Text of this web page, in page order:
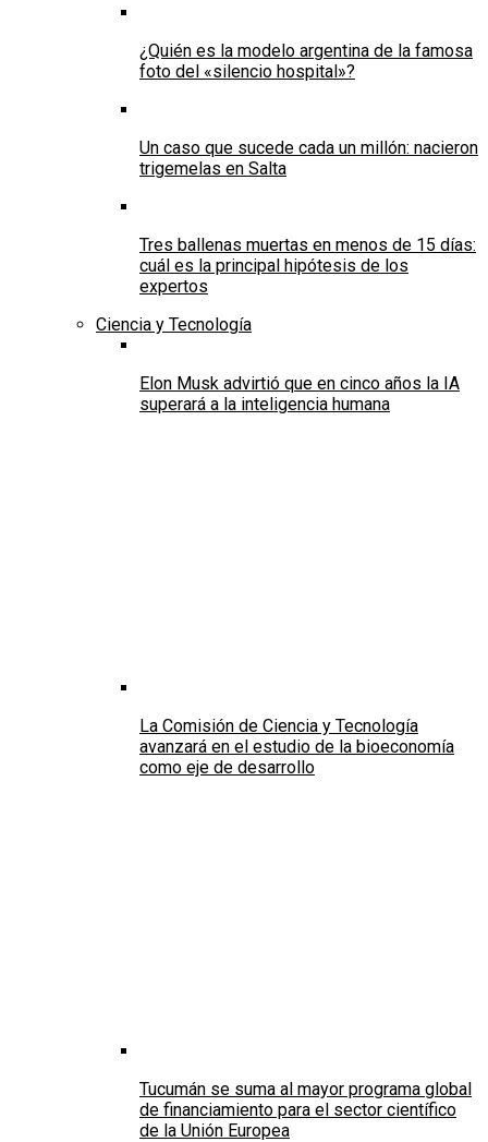
¿Quién es la modelo argentina de la famosa
foto del «silencio hospital»?
Un caso que sucede cada un millón: nacieron
trigemelas en Salta
Tres ballenas muertas en menos de 15 días:
cuál es la principal hipótesis de los
expertos
Ciencia y Tecnología
Elon Musk advirtió que en cinco años la IA
superará a la inteligencia humana
La Comisión de Ciencia y Tecnología
avanzará en el estudio de la bioeconomía
como eje de desarrollo
Tucumán se suma al mayor programa global
de financiamiento para el sector científico
de la Unión Europea